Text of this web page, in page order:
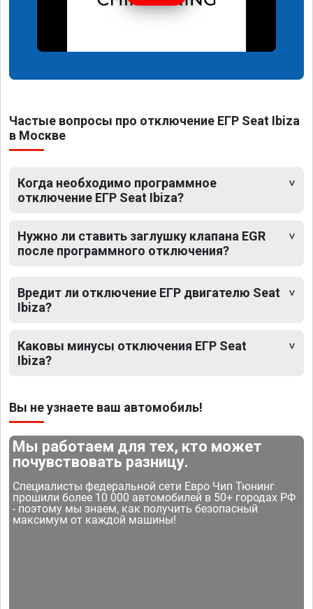
Частые вопросы про отключение ЕГР Seat Ibiza
в Москве
Когда необходимо программное
отключение ЕГР Seat Ibiza?
Нужно ли ставить заглушку клапана EGR
после программного отключения?
Вредит ли отключение ЕГР двигателю Seat
Ibiza?
Каковы минусы отключения ЕГР Seat
Ibiza?
Вы не узнаете ваш автомобиль!
Мы работаем для тех, кто может
почувствовать разницу.
Специалисты федеральной сети Евро Чип Тюнинг
прошили более 10 000 автомобилей в 50+ городах РФ
- поэтому мы знаем, как получить безопасный
максимум от каждой машины!